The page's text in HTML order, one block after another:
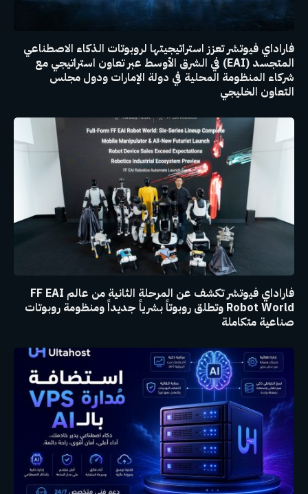
فاراداي فيوتشر تعزز استراتيجيتها لروبوتات الذكاء الاصطناعي
المتجسد (EAI) في الشرق الأوسط عبر تعاون استراتيجي مع
شركاء المنظومة المحلية في دولة الإمارات ودول مجلس
التعاون الخليجي
فاراداي فيوتشر تكشف عن المرحلة الثانية من عالم FF EAI
Robot World وتطلق روبوتاً بشرياً جديداً ومنظومة روبوتات
صناعية متكاملة